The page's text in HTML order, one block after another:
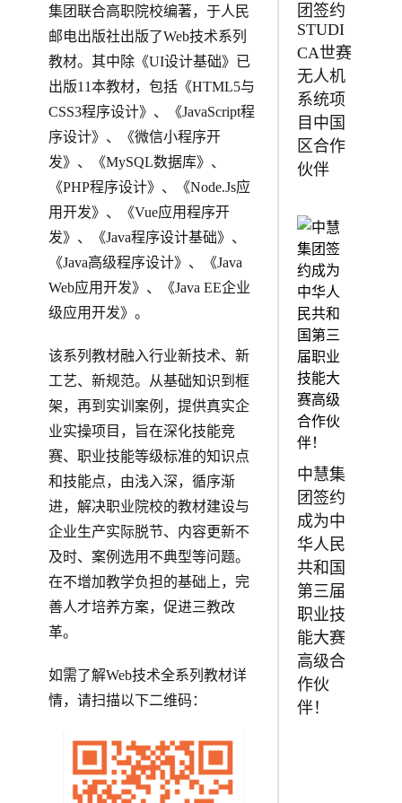
集团联合高职院校编著，于人民
邮电出版社出版了Web技术系列
教材。其中除《UI设计基础》已
出版11本教材，包括《HTML5与
CSS3程序设计》、《JavaScript程
序设计》、《微信小程序开
发》、《MySQL数据库》、
《PHP程序设计》、《Node.Js应
用开发》、《Vue应用程序开
发》、《Java程序设计基础》、
《Java高级程序设计》、《Java
Web应用开发》、《Java EE企业
级应用开发》。
该系列教材融入行业新技术、新
工艺、新规范。从基础知识到框
架，再到实训案例，提供真实企
业实操项目，旨在深化技能竞
赛、职业技能等级标准的知识点
和技能点，由浅入深，循序渐
进，解决职业院校的教材建设与
企业生产实际脱节、内容更新不
及时、案例选用不典型等问题。
在不增加教学负担的基础上，完
善人才培养方案，促进三教改
革。
如需了解Web技术全系列教材详
情，请扫描以下二维码：
团签约
STUDI
CA世赛
无人机
系统项
目中国
区合作
伙伴
中慧集
团签约
成为中
华人民
共和国
第三届
职业技
能大赛
高级合
作伙
伴！